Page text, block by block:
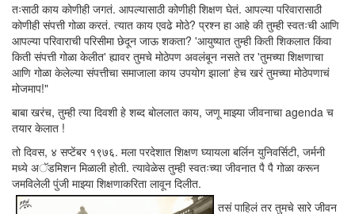
तःसाठी काय कोणीही जगतं. आपल्यासाठी कोणीही शिक्षण घेतं. आपल्या परिवारासाठी
कोणीही संपत्ती गोळा करतं. त्यात काय एवढे मोठे? प्रश्न हा आहे की तुम्ही स्वतःची आणि
आपल्या परिवाराची परिसीमा छेदून जाऊ शकता? 'आयुष्यात तुम्ही किती शिकलात किंवा
किती संपत्ती गोळा केलीत' ह्यावर तुमचे मोठेपण अवलंबून नसते तर 'तुमच्या शिक्षणाचा
आणि गोळा केलेल्या संपत्तीचा समाजाला काय उपयोग झाला' हेच खरं तुमच्या मोठेपणाचं
मोजमाप!"
बाबा खरंच, तुम्ही त्या दिवशी हे शब्द बोललात काय, जणू माझ्या जीवनाचा agenda च
तयार केलात !
तो दिवस, ४ सप्टेंबर १९७६. मला परदेशात शिक्षण घ्यायला बर्लिन युनिवर्सिटी, जर्मनी
मध्ये अॅडमिशन मिळाली होती. त्यावेळेस तुम्ही स्वतःच्या जीवनात पै पै गोळा करून
जमविलेली पुंजी माझ्या शिक्षणाकरिता लावून दिलीत.
तसं पाहिलं तर तुमचे सारे जीवन